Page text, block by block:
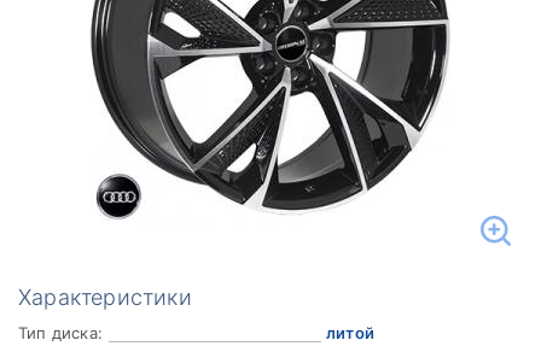
Характеристики
Тип диска:
литой